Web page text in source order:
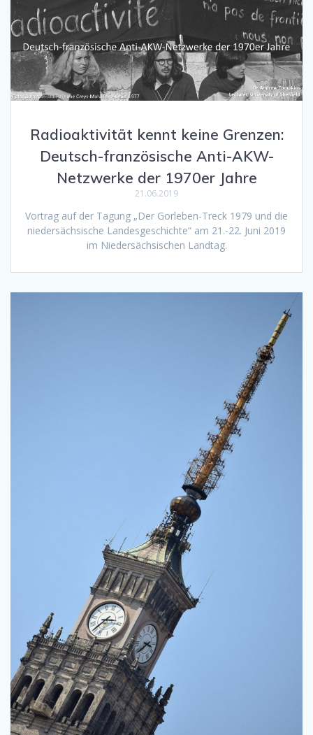
Radioaktivität kennt keine Grenzen:
Deutsch-französische Anti-AKW-
Netzwerke der 1970er Jahre
21.06.2019
Vortrag auf der Tagung „Der Gorleben-Treck 1979 und die
niedersächsische Landesgeschichte“ am 21.-22. Juni 2019
im Niedersächsischen Landtag.